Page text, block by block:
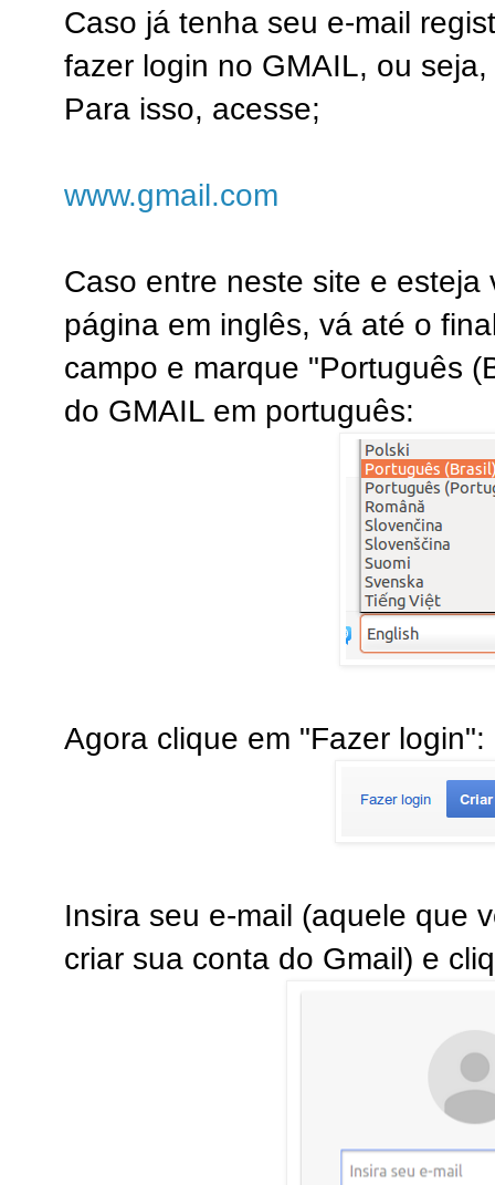
Caso já tenha seu e-mail
fazer login no GMAIL, ou
Para isso, acesse;
www.gmail.com
Caso entre neste site e
página em inglês, vá até o
campo e marque "Português
do GMAIL em português:
Agora clique em "Fazer login":
Insira seu e-mail (aquele que
criar sua conta do Gmail) e